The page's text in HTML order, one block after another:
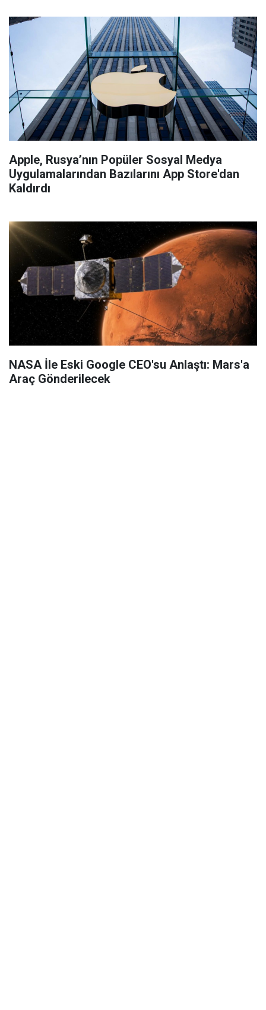
Apple, Rusya’nın Popüler Sosyal Medya
Uygulamalarından Bazılarını App Store'dan
Kaldırdı
NASA İle Eski Google CEO'su Anlaştı: Mars'a
Araç Gönderilecek